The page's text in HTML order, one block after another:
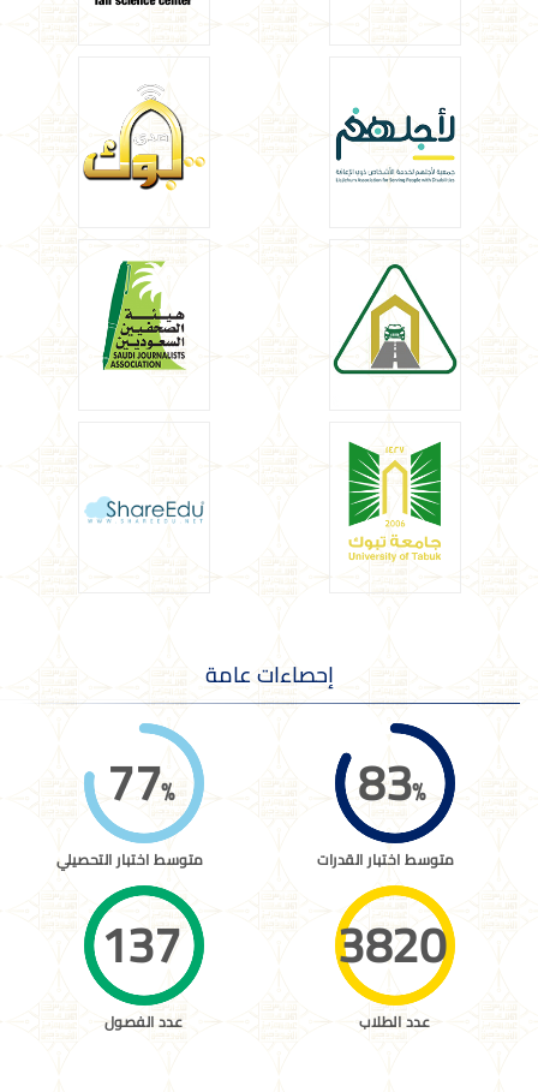
إحصاءاتعامة
83
متوسط اختبار القدرات
77
متوسط اختبار التحصيلي
3820
عدد الطلاب
137
عدد الفصول